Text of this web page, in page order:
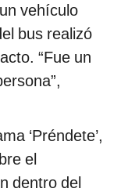
vehículo
bus realizó
“Fue un
‘Préndete’,
el
dentro del